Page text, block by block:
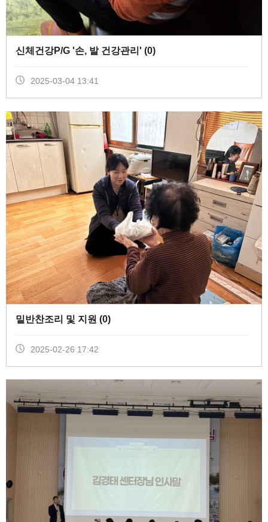
신체건강P/G '손, 발 건강관리' (0)
2025-03-04 13:41
밑반찬조리 및 지원 (0)
2025-02-26 17:42